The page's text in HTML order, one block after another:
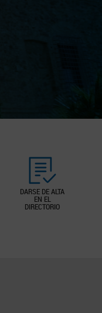
DARSE DE ALTA
EN EL
DIRECTORIO